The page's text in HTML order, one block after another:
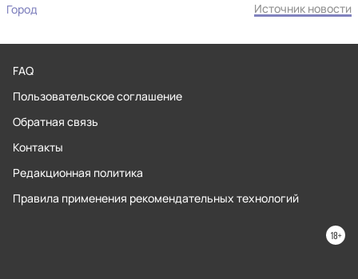
Город Источник новости
FAQ
Пользовательское соглашение
Обратная связь
Контакты
Редакционная политика
Правила применения рекомендательных технологий